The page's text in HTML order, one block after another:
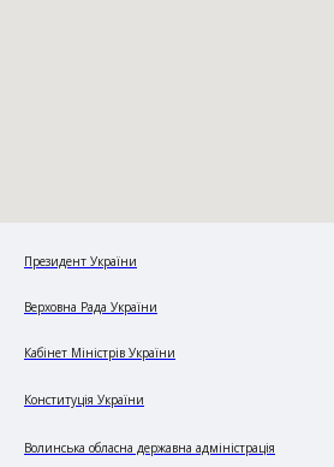
Президент України
Верховна Рада України
Кабінет Міністрів України
Конституція України
Волинська обласна державна адміністрація